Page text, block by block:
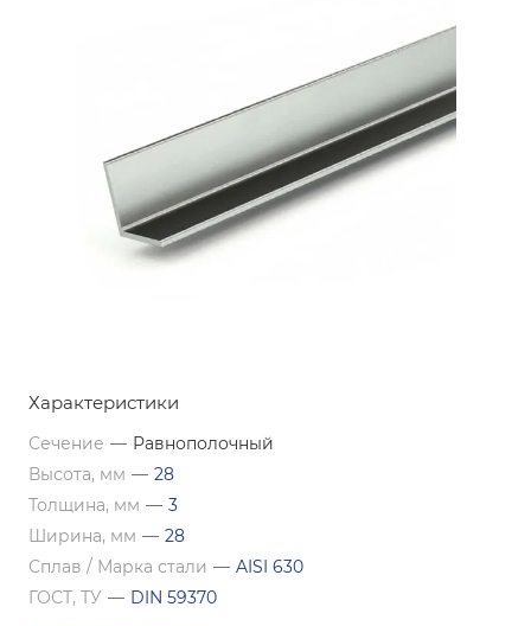
Характеристики
Сечение — Равнополочный
Высота, мм — 28
Толщина, мм — 3
Ширина, мм — 28
Сплав / Марка стали — AISI 630
ГОСТ, ТУ — DIN 59370